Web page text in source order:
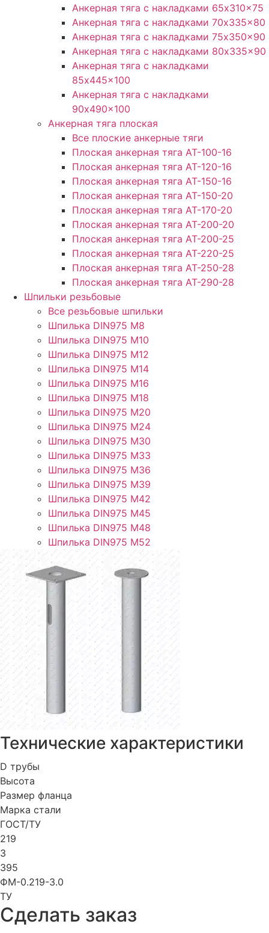
Анкерная тяга с накладками 65x310x75
Анкерная тяга с накладками 70x335x80
Анкерная тяга с накладками 75x350x90
Анкерная тяга с накладками 80x335x90
Анкерная тяга с накладками
85x445x100
Анкерная тяга с накладками
90x490x100
Анкерная тяга плоская
Все плоские анкерные тяги
Плоская анкерная тяга АТ-100-16
Плоская анкерная тяга АТ-120-16
Плоская анкерная тяга АТ-150-16
Плоская анкерная тяга АТ-150-20
Плоская анкерная тяга АТ-170-20
Плоская анкерная тяга АТ-200-20
Плоская анкерная тяга АТ-200-25
Плоская анкерная тяга АТ-220-25
Плоская анкерная тяга АТ-250-28
Плоская анкерная тяга АТ-290-28
Шпильки резьбовые
Все резьбовые шпильки
Шпилька DIN975 М8
Шпилька DIN975 М10
Шпилька DIN975 М12
Шпилька DIN975 М14
Шпилька DIN975 М16
Шпилька DIN975 М18
Шпилька DIN975 М20
Шпилька DIN975 М24
Шпилька DIN975 М30
Шпилька DIN975 М33
Шпилька DIN975 М36
Шпилька DIN975 М39
Шпилька DIN975 М42
Шпилька DIN975 М45
Шпилька DIN975 М48
Шпилька DIN975 М52
Технические характеристики
D трубы
Высота
Размер фланца
Марка стали
ГОСТ/ТУ
219
3
395
ФМ-0.219-3.0
ТУ
Cделать заказ